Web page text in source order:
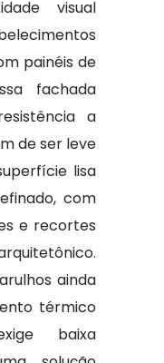
visual
painéis de
fachada
a
de ser leve
lisa
com
e recortes
ainda
térmico
baixa